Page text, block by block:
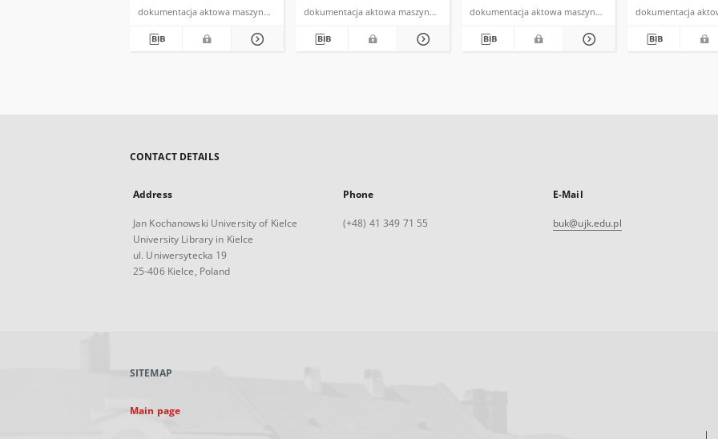
dokumentacja aktowa maszynopis dokumentacja aktowa maszynopis dokumentacja aktowa maszynopis
CONTACT DETAILS
Address
Jan Kochanowski University of Kielce
University Library in Kielce
ul. Uniwersytecka 19
25-406 Kielce, Poland
Phone
(+48) 41 349 71 55
E-Mail
buk@ujk.edu.pl
SITEMAP
Main page